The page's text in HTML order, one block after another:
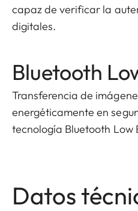
capaz de verificar la
digitales.
Bluetooth
Transferencia de
energéticamente en
tecnología Bluetooth Low
Datos